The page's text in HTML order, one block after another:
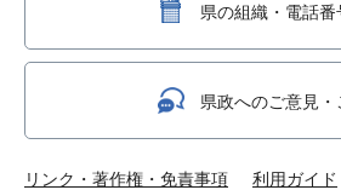
県の組織・電話番
県政へのご意見・
リンク・著作権・免責事項 利用ガイド